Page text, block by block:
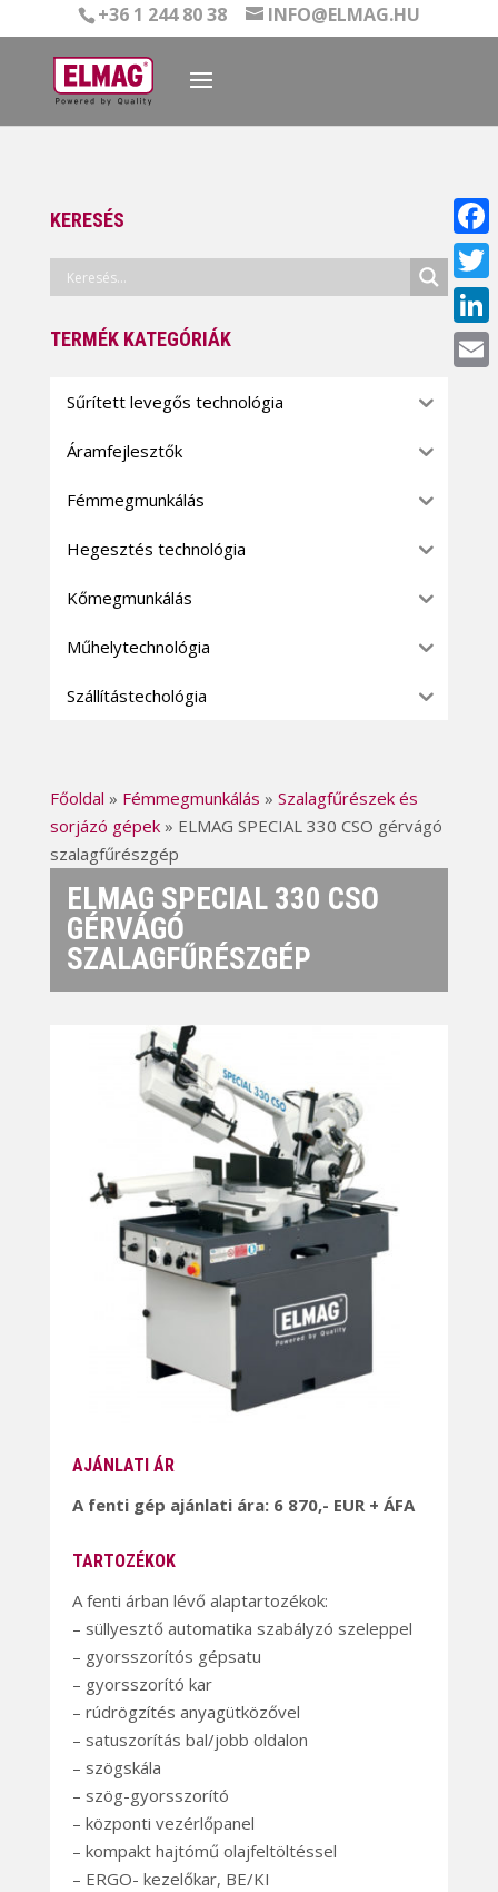
+36 1 244 80 38 INFO@ELMAG.HU
Főoldal » Fémmegmunkálás » Szalagfűrészek és
sorjázó gépek» ELMAG SPECIAL 330 CSO gérvágó
szalagfűrészgép
ELMAG SPECIAL 330 CSO
GÉRVÁGÓ
SZALAGFŰRÉSZGÉP
AJÁNLATI ÁR
A fenti gép ajánlati ára: 6 870,- EUR + ÁFA
TARTOZÉKOK
A fenti árban lévő alaptartozékok:
– süllyesztő automatika szabályzó szeleppel
– gyorsszorítós gépsatu
– gyorsszorító kar
– rúdrögzítés anyagütközővel
– satuszorítás bal/jobb oldalon
– szögskála
– szög-gyorsszorító
– központi vezérlőpanel
– kompakt hajtómű olajfeltöltéssel
– ERGO- kezelőkar, BE/KI
KERESÉS
TERMÉK KATEGÓRIÁK
Sűrített levegős technológia
Áramfejlesztők
Fémmegmunkálás
Hegesztés technológia
Kőmegmunkálás
Műhelytechnológia
Szállítástechológia